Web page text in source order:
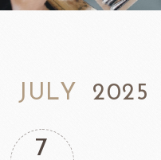
2025
JULY
7